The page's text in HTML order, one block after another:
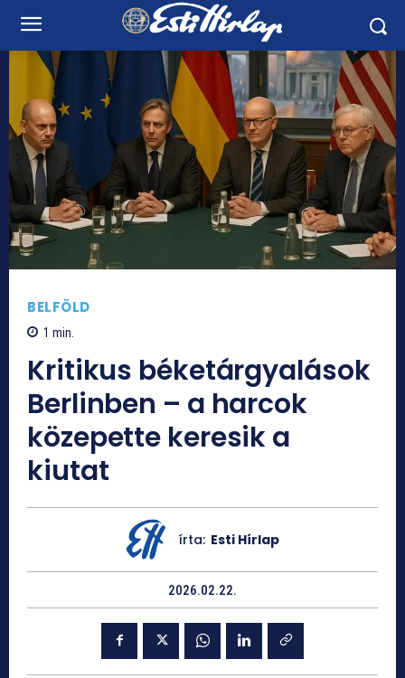
BELFÖLD
1 min.
Kritikus béketárgyalások
Berlinben – a harcok
közepette keresik a
kiutat
írta: Esti Hírlap
2026.02.22.